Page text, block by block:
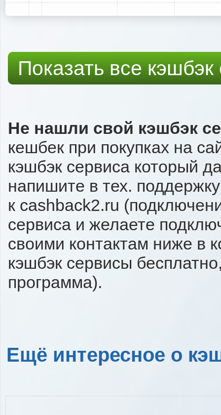
Показать все
Не нашли свой кэшбэк
кешбек при покупках на
кэшбэк сервиса который
напишите в тех.
к cashback2.ru
сервиса и желаете
своими контактам ниже в
кэшбэк сервисы
программа).
Ещё интересное о